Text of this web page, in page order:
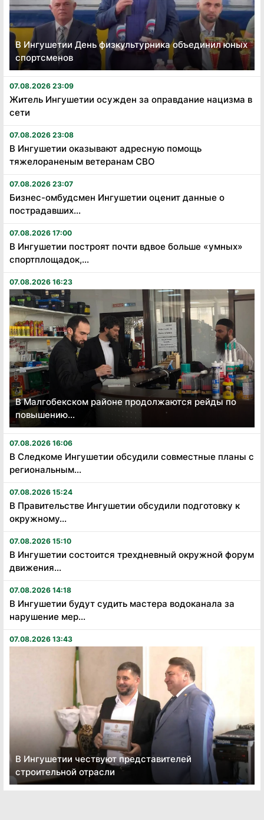
В Ингушетии День физкультурника объединил юных
спортсменов
07.08.2026 23:09
Житель Ингушетии осужден за оправдание нацизма в
сети
07.08.2026 23:08
В Ингушетии оказывают адресную помощь
тяжелораненым ветеранам СВО
07.08.2026 23:07
Бизнес-омбудсмен Ингушетии оценит данные о
пострадавших...
07.08.2026 17:00
В Ингушетии построят почти вдвое больше «умных»
спортплощадок,...
07.08.2026 16:23
В Малгобекском районе продолжаются рейды по
повышению...
07.08.2026 16:06
В Следкоме Ингушетии обсудили совместные планы с
региональным...
07.08.2026 15:24
В Правительстве Ингушетии обсудили подготовку к
окружному...
07.08.2026 15:10
В Ингушетии состоится трехдневный окружной форум
движения...
07.08.2026 14:18
В Ингушетии будут судить мастера водоканала за
нарушение мер...
07.08.2026 13:43
В Ингушетии чествуют представителей
строительной отрасли